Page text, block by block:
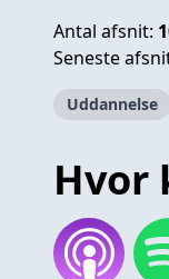
Antal afsnit:
Seneste
Uddannelse
Hvor